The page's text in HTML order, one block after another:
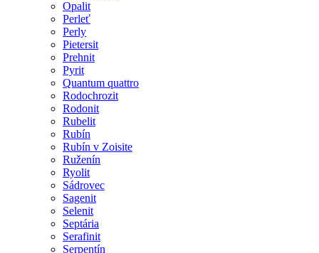
Opalit
Perleť
Perly
Pietersit
Prehnit
Pyrit
Quantum quattro
Rodochrozit
Rodonit
Rubelit
Rubín
Rubín v Zoisite
Ruženín
Ryolit
Sádrovec
Sagenit
Selenit
Septária
Serafinit
Serpentín